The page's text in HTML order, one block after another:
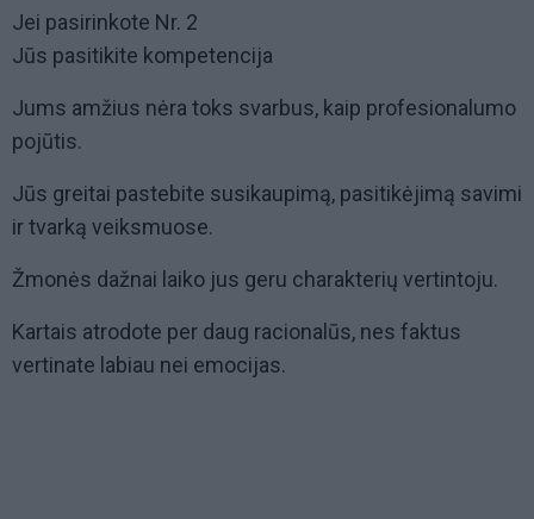
Jei pasirinkote Nr. 2
Jūs pasitikite kompetencija
Jums amžius nėra toks svarbus, kaip profesionalumo
pojūtis.
Jūs greitai pastebite susikaupimą, pasitikėjimą savimi
ir tvarką veiksmuose.
Žmonės dažnai laiko jus geru charakterių vertintoju.
Kartais atrodote per daug racionalūs, nes faktus
vertinate labiau nei emocijas.